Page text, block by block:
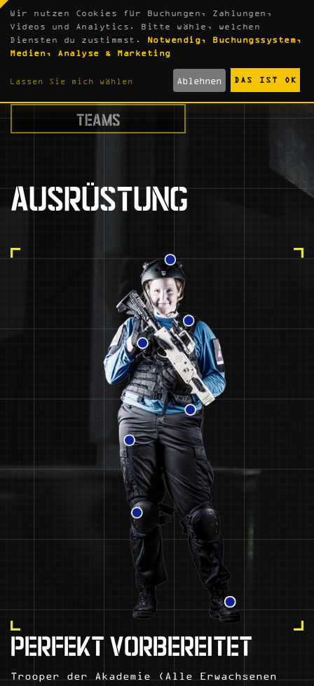
AUSRÜSTUNG
TEAMS
AUSRÜSTUNG
PERFEKT VORBEREITET
Trooper der Akademie (Alle Erwachsenen
Wir nutzen Cookies für Buchungen, Zahlungen,
Videos und Analytics. Bitte wähle, welchen
Diensten du zustimmst.
Notwendig, Buchungssystem,
Medien, Analyse & Marketing
Lassen Sie mich wählen Ablehnen DAS IST OK